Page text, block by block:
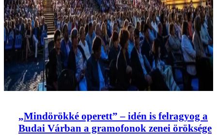
„Mindörökké operett” – idén is felragyog a
Budai Várban a gramofonok zenei öröksége